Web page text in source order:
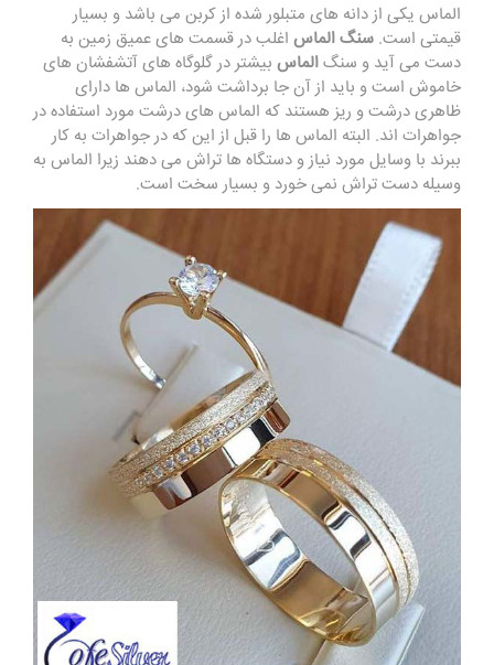
الماس یکی از دانه های متبلور شده از کربن می باشد و بسیار
قیمتی است. سنگ الماس اغلب در قسمت های عمیق زمین به
دست می آید و سنگالماس بیشتر در گلوگاه های آتشفشان های
خاموش است و باید از آن جا برداشت شود، الماس‌ ها دارای
ظاهری درشت و ریز هستند که الماس های درشت مورد استفاده در
جواهرات اند. البته الماس ها را قبل از این که در جواهرات به کار
ببرند با وسایل مورد نیاز و دستگاه ها تراش می دهند زیرا الماس به
وسیله دست تراش نمی‌ خورد و بسیار سخت است.